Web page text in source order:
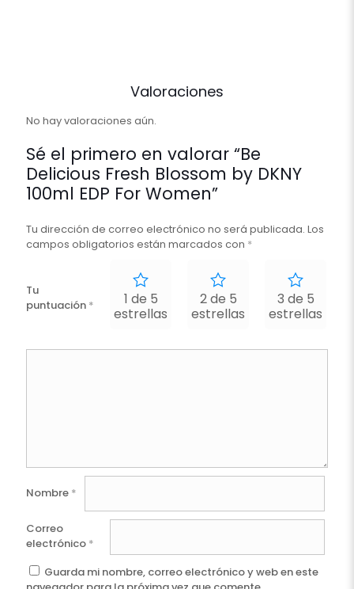
Valoraciones
No hay valoraciones aún.
Sé el primero en valorar “Be
Delicious Fresh Blossom by DKNY
100ml EDP For Women”
Tu dirección de correo electrónico no será publicada. Los
campos obligatorios están marcados con *
Tu
puntuación *
1 de 5
estrellas
2 de 5
estrellas
3 de 5
estrellas
Nombre *
Correo
electrónico *
Guarda mi nombre, correo electrónico y web en este